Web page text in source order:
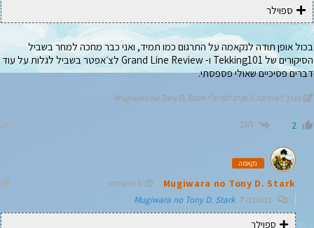
ספוילר
בכול אופן תודה לנקאמה על התרגום כמו תמיד, ואני כבר מחכה למחר בשביל
הסיקורים של Tekking101 ו- Grand Line Review לצ׳אפטר בשביל לגלות על עוד
דברים פסיכיים שאולי פספסתי.
נערך לאחרונה 5 שנים לפני ע"י Mugiwara no Tony D. Stark
2 הגב
נקאמה
Mugiwara no Tony D. Stark 5 שנים לפני
בתגובה לMugiwara no Tony D. Stark
ספוילר